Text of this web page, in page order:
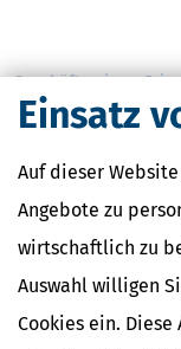
Einsatz
Auf dieser
Angebote zu
wirtschaftlich zu
Auswahl willigen
Cookies ein.
Geschäftsreisen:
Steuern sparen
Wenn Sie einen Pkw
können Sie auf die